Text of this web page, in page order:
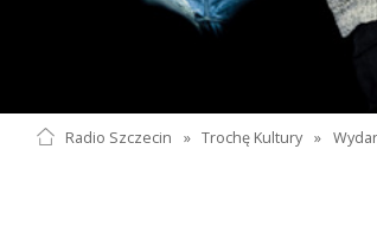
Radio Szczecin » Trochę Kultury »